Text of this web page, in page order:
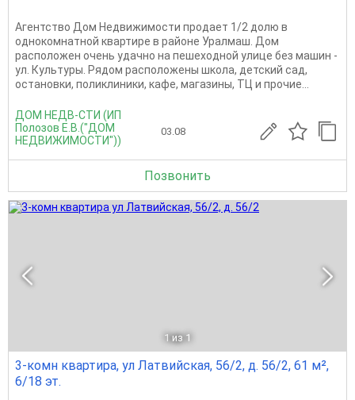
Агентство Дом Недвижимости продает 1/2 долю в
однокомнатной квартире в районе Уралмаш. Дом
расположен очень удачно на пешеходной улице без машин -
ул. Культуры. Рядом расположены школа, детский сад,
остановки, поликлиники, кафе, магазины, ТЦ и прочие...
ДОМ НЕДВ-СТИ (ИП
Полозов Е.В.("ДОМ
НЕДВИЖИМОСТИ"))
03.08
Позвонить
1 из 1
3-комн квартира, ул Латвийская, 56/2, д. 56/2, 61 м²,
6/18 эт.